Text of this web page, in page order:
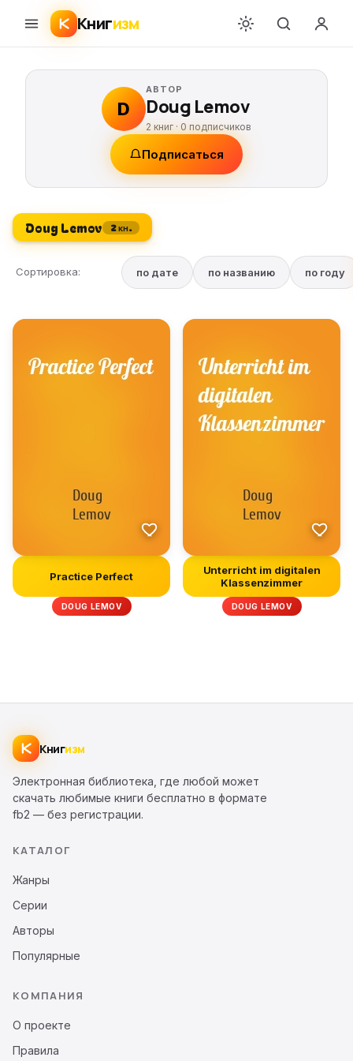
Книгизм
D
АВТОР
Doug Lemov
2 книг · 0 подписчиков
Подписаться
Doug Lemov 2 кн.
Сортировка: по дате по названию по году
Practice Perfect
DOUG LEMOV
Unterricht im digitalen
Klassenzimmer
DOUG LEMOV
Книгизм
Электронная библиотека, где любой может
скачать любимые книги бесплатно в формате
fb2 — без регистрации.
КАТАЛОГ
Жанры
Серии
Авторы
Популярные
КОМПАНИЯ
О проекте
Правила